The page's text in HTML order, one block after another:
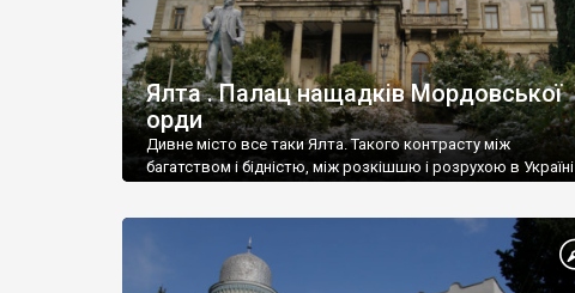
Ялта . Палац нащадків Мордовської
орди
Дивне місто все таки Ялта. Такого контрасту між
багатством і бідністю, між розкішшю і розрухою в Україні